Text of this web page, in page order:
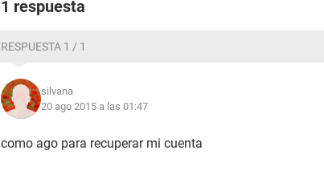
1 respuesta
RESPUESTA 1 / 1
silvana
20 ago 2015 a las 01:47
como ago para recuperar mi cuenta